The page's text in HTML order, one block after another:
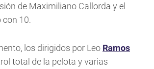
de Maximiliano Callorda y el
con 10.
los dirigidos por Leo Ramos
total de la pelota y varias